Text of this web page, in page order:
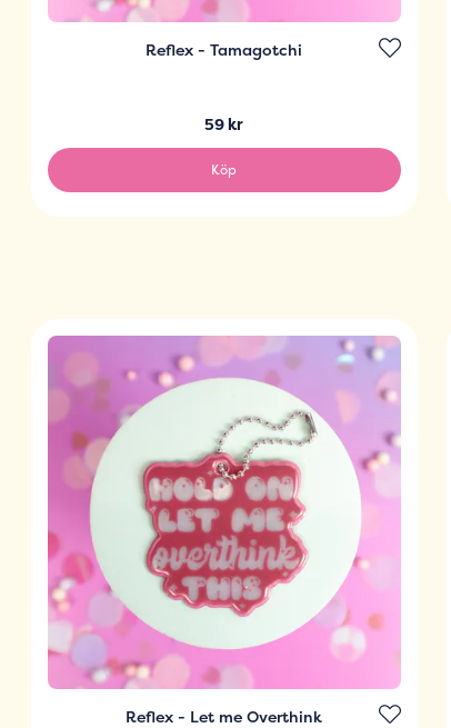
Reflex - Tamagotchi
59 kr
Köp
Reflex - Let me Overthink